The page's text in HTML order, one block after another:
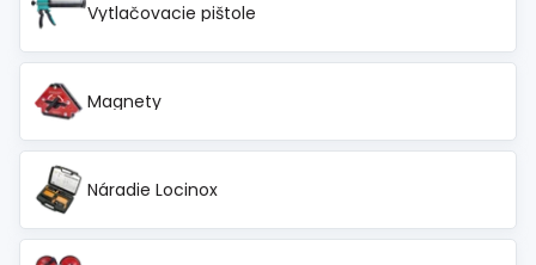
Vytlačovacie pištole
Magnety
Náradie Locinox